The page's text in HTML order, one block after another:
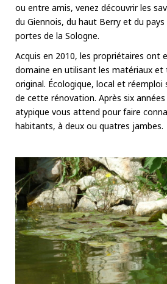
ou entre amis, venez découvrir les
du Giennois, du haut Berry et du
portes de la Sologne.
Acquis en 2010, les propriétaires ont
domaine en utilisant les matériaux et
original. Écologique, local et
de cette rénovation. Après six
atypique vous attend pour faire
habitants, à deux ou quatres jambes.